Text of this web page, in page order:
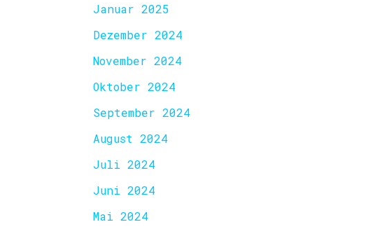
Januar 2025
Dezember 2024
November 2024
Oktober 2024
September 2024
August 2024
Juli 2024
Juni 2024
Mai 2024